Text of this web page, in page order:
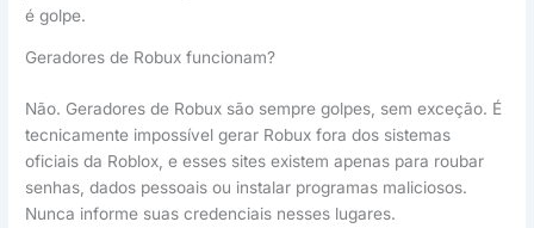
é golpe.
Geradores de Robux funcionam?
Não. Geradores de Robux são sempre golpes, sem exceção. É
tecnicamente impossível gerar Robux fora dos sistemas
oficiais da Roblox, e esses sites existem apenas para roubar
senhas, dados pessoais ou instalar programas maliciosos.
Nunca informe suas credenciais nesses lugares.